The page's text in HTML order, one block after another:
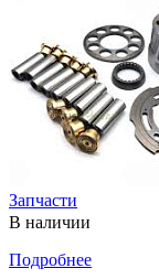
Запчасти
В наличии
Подробнее